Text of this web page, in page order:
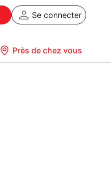
Se connecter
Près de chez vous